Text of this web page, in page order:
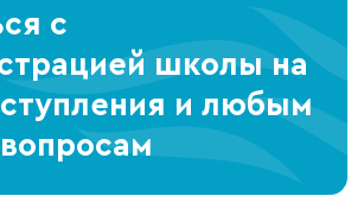
с
школы на
и любым